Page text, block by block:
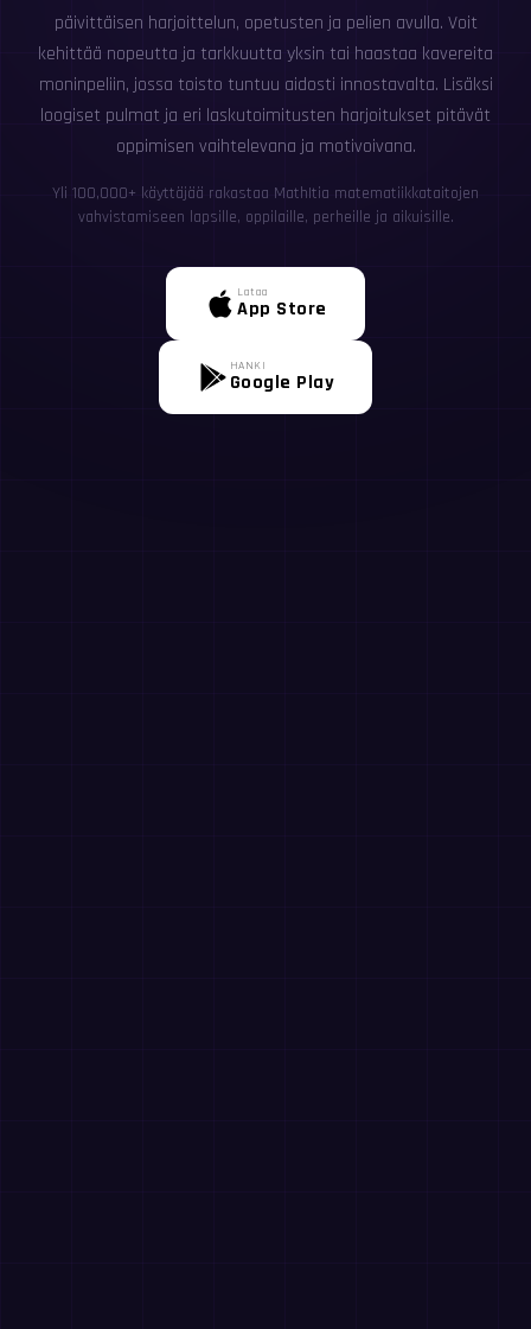
päivittäisen harjoittelun, opetusten ja pelien avulla. Voit
kehittää nopeutta ja tarkkuutta yksin tai haastaa kavereita
moninpeliin, jossa toisto tuntuu aidosti innostavalta. Lisäksi
loogiset pulmat ja eri laskutoimitusten harjoitukset pitävät
oppimisen vaihtelevana ja motivoivana.
Yli 100,000+ käyttäjää rakastaa MathItia matematiikkataitojen
vahvistamiseen lapsille, oppilaille, perheille ja aikuisille.
Lataa
App Store
HANKI
Google Play